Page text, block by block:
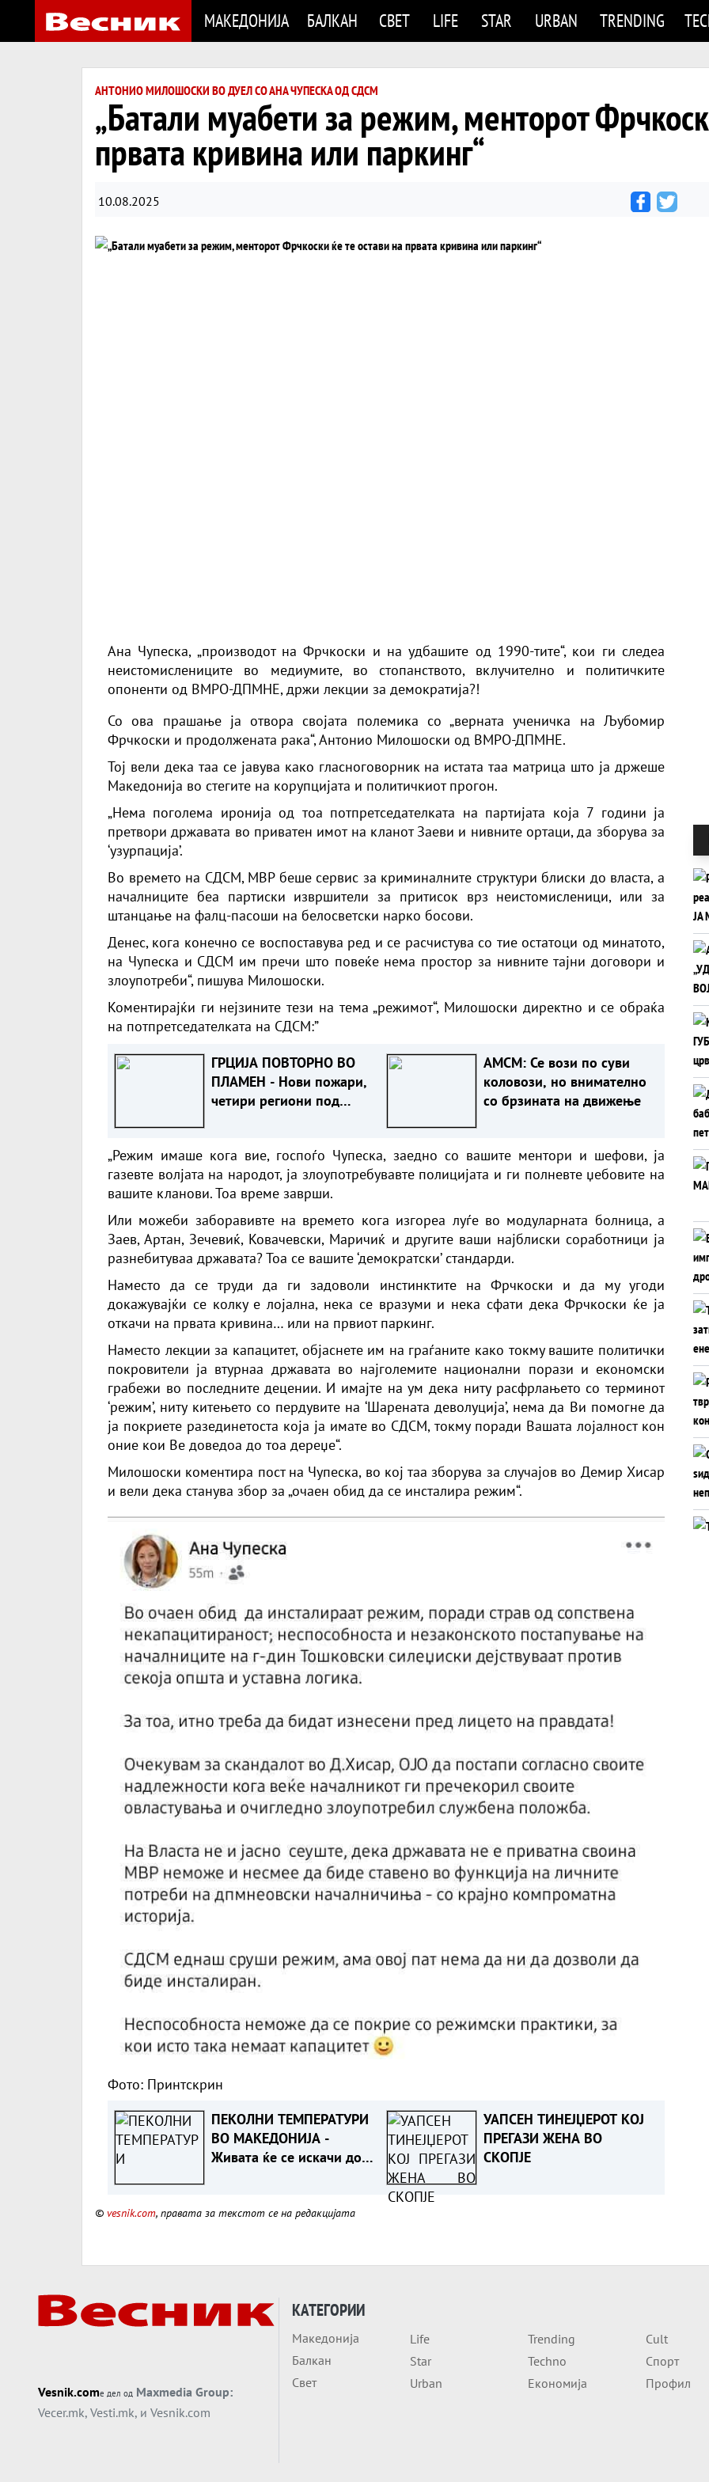
МАКЕДОНИЈА БАЛКАН СВЕТ LIFE STAR URBAN TRENDING
АНТОНИО МИЛОШОСКИ ВО ДУЕЛ СО АНА ЧУПЕСКА ОД СДСМ
„Батали муабети за режим, менторот
првата кривина или паркинг“
10.08.2025
Ана Чупеска, „производот на Фрчкоски и на удбашите од 1990-тите“, кои ги следеа
неистомислениците во медиумите, во стопанството, вклучително и политичките
опоненти од ВМРО-ДПМНЕ, држи лекции за демократија?!
Со ова прашање ја отвора својата полемика со „верната ученичка на Љубомир
Фрчкоски и продолжената рака“, Антонио Милошоски од ВМРО-ДПМНЕ.
Тој вели дека таа се јавува како гласноговорник на истата таа матрица што ја држеше
Македонија во стегите на корупцијата и политичкиот прогон.
„Нема поголема иронија од тоа потпретседателката на партијата која 7 години ја
претвори државата во приватен имот на кланот Заеви и нивните ортаци, да зборува за
‘узурпација’.
Во времето на СДСМ, МВР беше сервис за криминалните структури блиски до власта, а
началниците беа партиски извршители за притисок врз неистомисленици, или за
штанцање на фалц-пасоши на белосветски нарко босови.
Денес, кога конечно се воспоставува ред и се расчистува со тие остатоци од минатото,
на Чупеска и СДСМ им пречи што повеќе нема простор за нивните тајни договори и
злоупотреби“, пишува Милошоски.
Коментирајќи ги нејзините тези на тема „режимот“, Милошоски директно и се обраќа
на потпретседателката на СДСМ:”
ГРЦИЈА ПОВТОРНО ВО
ПЛАМЕН - Нови пожари,
четири региони под
АМСМ: Се вози по суви
коловози, но внимателно
со брзината на движење
„Режим имаше кога вие, госпоѓо Чупеска, заедно со вашите ментори и шефови, ја
газевте волјата на народот, ја злоупотребувавте полицијата и ги полневте џебовите на
вашите кланови. Тоа време заврши.
Или можеби заборавивте на времето кога изгoреа луѓе во модуларната болница, а
Заев, Артан, Зечевиќ, Ковачевски, Маричиќ и другите ваши најблиски соработници ја
разнебитуваа државата? Тоа се вашите ‘демократски’ стандарди.
Наместо да се труди да ги задоволи инстинктите на Фрчкоски и да му угоди
докажувајќи се колку е лојална, нека се вразуми и нека сфати дека Фрчкоски ќе ја
откачи на првата кривина… или на првиот паркинг.
Наместо лекции за капацитет, објаснете им на граѓаните како токму вашите политички
покровители ја втурнаа државата во најголемите национални порази и економски
грабежи во последните децении. И имајте на ум дека ниту расфрлањето со терминот
‘режим’, ниту китењето со пердувите на ‘Шарената деволуција’, нема да Ви помогне да
ја покриете разединетоста која ја имате во СДСМ, токму поради Вашата лојалност кон
оние кои Ве доведоа до тоа дереџе“.
Милошоски коментира пост на Чупеска, во кој таа зборува за случајов во Демир Хисар
и вели дека станува збор за „очаен обид да се инсталира режим“.
Фото: Принтскрин
ПЕКОЛНИ ТЕМПЕРАТУРИ
ВО МАКЕДОНИЈА -
Живата ќе се искачи до
УАПСЕН ТИНЕЈЏЕРОТ КОЈ
ПРЕГАЗИ ЖЕНА ВО
СКОПЈЕ
© vesnik.com, правата за текстот се на редакцијата
Vesnik.comе дел од Maxmedia Group:
Vecer.mk, Vesti.mk, и Vesnik.com
КАТЕГОРИИ
Македонија
Балкан
Свет
Life
Star
Urban
Trending
Techno
Економија
Cult
Спорт
Профил